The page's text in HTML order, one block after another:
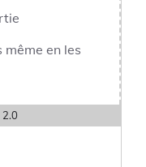
même en les
2.0